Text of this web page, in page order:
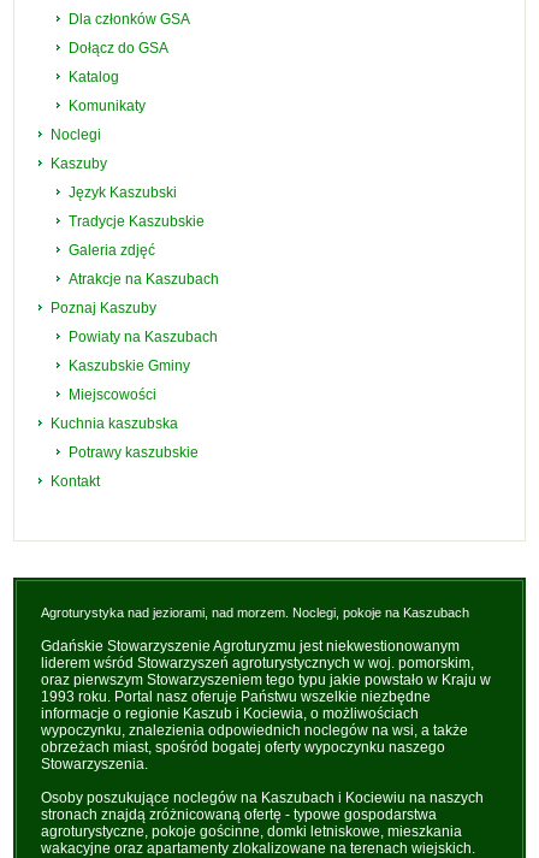
Dla członków GSA
Dołącz do GSA
Katalog
Komunikaty
Noclegi
Kaszuby
Język Kaszubski
Tradycje Kaszubskie
Galeria zdjęć
Atrakcje na Kaszubach
Poznaj Kaszuby
Powiaty na Kaszubach
Kaszubskie Gminy
Miejscowości
Kuchnia kaszubska
Potrawy kaszubskie
Kontakt
Agroturystyka nad jeziorami, nad morzem. Noclegi, pokoje na Kaszubach
Gdańskie Stowarzyszenie Agroturyzmu jest niekwestionowanym
liderem wśród Stowarzyszeń agroturystycznych w woj. pomorskim,
oraz pierwszym Stowarzyszeniem tego typu jakie powstało w Kraju w
1993 roku. Portal nasz oferuje Państwu wszelkie niezbędne
informacje o regionie Kaszub i Kociewia, o możliwościach
wypoczynku, znalezienia odpowiednich noclegów na wsi, a także
obrzeżach miast, spośród bogatej oferty wypoczynku naszego
Stowarzyszenia.
Osoby poszukujące noclegów na Kaszubach i Kociewiu na naszych
stronach znajdą zróżnicowaną ofertę - typowe gospodarstwa
agroturystyczne, pokoje gościnne, domki letniskowe, mieszkania
wakacyjne oraz apartamenty zlokalizowane na terenach wiejskich.